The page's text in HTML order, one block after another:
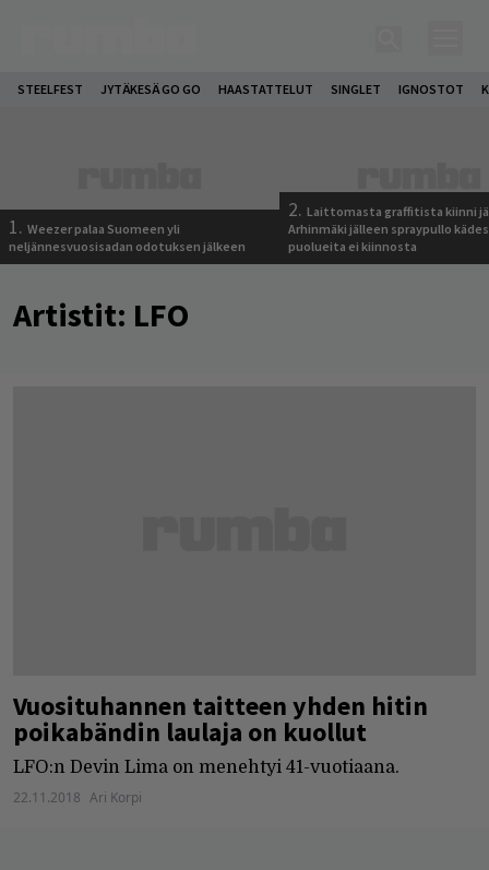
STEELFEST JYTÄKESÄ GO GO HAASTATTELUT SINGLET IGNOSTOT
1. Weezer palaa Suomeen yli
neljännesvuosisadan odotuksen jälkeen
2. Laittomasta graffitista kiinni
Arhinmäki jälleen spraypullo
puolueita ei kiinnosta
Artistit: LFO
Vuosituhannen taitteen yhden hitin
poikabändin laulaja on kuollut
LFO:n Devin Lima on menehtyi 41-vuotiaana.
22.11.2018 Ari Korpi